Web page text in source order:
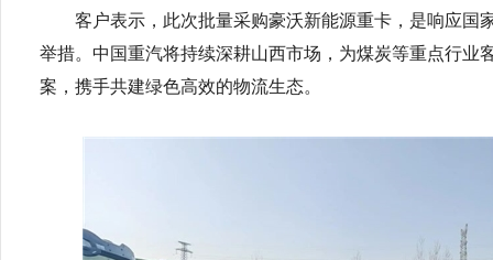
客户表示，此次批量采购豪沃新能源重卡，是响应国
举措。中国重汽将持续深耕山西市场，为煤炭等重点行业
案，携手共建绿色高效的物流生态。